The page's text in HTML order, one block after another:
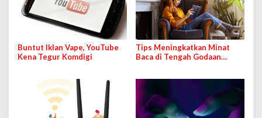
Buntut Iklan Vape, YouTube
Kena Tegur Komdigi
Tips Meningkatkan Minat
Baca di Tengah Godaan